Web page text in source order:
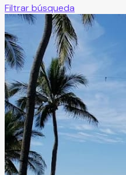
Filtrar búsqueda